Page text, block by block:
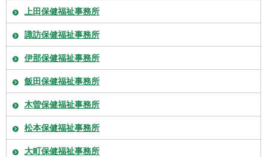
上田保健福祉事務所
諏訪保健福祉事務所
伊那保健福祉事務所
飯田保健福祉事務所
木曽保健福祉事務所
松本保健福祉事務所
大町保健福祉事務所